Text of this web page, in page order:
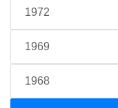
1972
1969
1968